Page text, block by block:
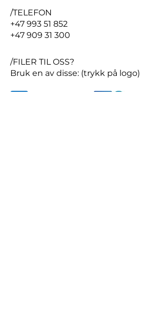
/TELEFON
+47 993 51 852
+47 909 31 300
/FILER TIL OSS?
Bruk en av disse: (trykk på logo)